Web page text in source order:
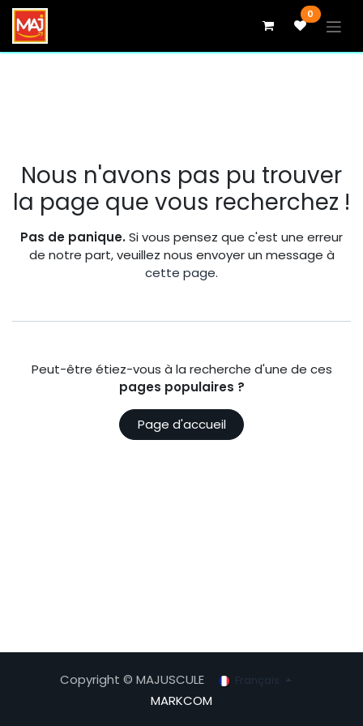
Se rendre au contenu 0
Erreur 404
Nous n'avons pas pu trouver
la page que vous recherchez !
Pas de panique.Si vous pensez que c'est une erreur
de notre part, veuillez nous envoyer un message à
cette page.
Peut-être étiez-vous à la recherche d'une de ces
pages populaires ?
Page d'accueil
Copyright © MAJUSCULE Français
MARKCOM